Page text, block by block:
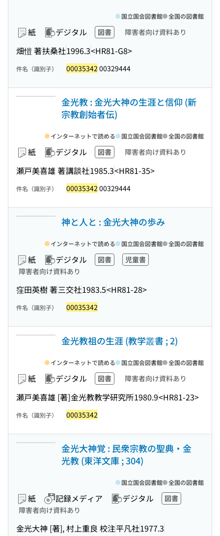
紙 デジタル 図書 障害者向け資料あり
畑愷 著扶桑社1996.3<HR81-G8>
国立国会図書館 全国の図書館
件名（識別子） 00035342 00329444
金光教 : 金光大神の生涯と信仰 (新
宗教創始者伝)
紙 デジタル 図書 障害者向け資料あり
瀬戸美喜雄 著講談社1985.3<HR81-35>
インターネットで読める 国立国会図書館 全国の図書館
件名（識別子） 00035342 00329444
神と人と : 金光大神の歩み
紙 デジタル 図書
児童書
障害者向け資料あり
窪田英樹 著三交社1983.5<HR81-28>
インターネットで読める 国立国会図書館 全国の図書館
件名（識別子） 00035342
金光教祖の生涯 (教学叢書 ; 2)
紙 デジタル 図書 障害者向け資料あり
瀬戸美喜雄 [著]金光教教学研究所1980.9<HR81-23>
インターネットで読める 国立国会図書館 全国の図書館
件名（識別子） 00035342
金光大神覚 : 民衆宗教の聖典・金
光教 (東洋文庫 ; 304)
紙 記録メディア デジタル
図書
障害者向け資料あり
金光大神 [著], 村上重良 校注平凡社1977.3
国立国会図書館 全国の図書館